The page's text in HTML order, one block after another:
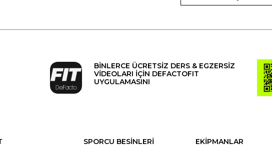
BİNLERCE ÜCRETSİZ DERS & EGZERSİZ
VİDEOLARI İÇİN DEFACTOFIT
UYGULAMASINI
SPORCU BESİNLERİ
EKİPMANLAR